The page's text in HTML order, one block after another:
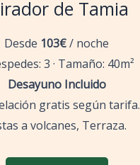
de Tamia
Desde 103€/ noche
3 · Tamaño: 40m²
Desayuno Incluido
gratis según tarifa.
a volcanes, Terraza.